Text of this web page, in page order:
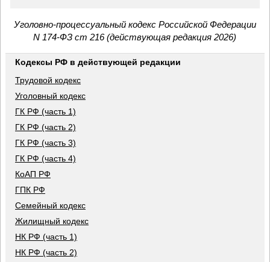
Уголовно-процессуальный кодекс Российской Федерации
N 174-ФЗ ст 216 (действующая редакция 2026)
Кодексы РФ в действующей редакции
Трудовой кодекс
Уголовный кодекс
ГК РФ (часть 1)
ГК РФ (часть 2)
ГК РФ (часть 3)
ГК РФ (часть 4)
КоАП РФ
ГПК РФ
Семейный кодекс
Жилищный кодекс
НК РФ (часть 1)
НК РФ (часть 2)